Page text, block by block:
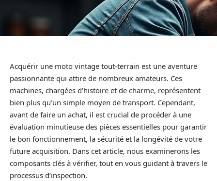
Acquérir une moto vintage tout-terrain est une aventure
passionnante qui attire de nombreux amateurs. Ces
machines, chargées d’histoire et de charme, représentent
bien plus qu’un simple moyen de transport. Cependant,
avant de faire un achat, il est crucial de procéder à une
évaluation minutieuse des pièces essentielles pour garantir
le bon fonctionnement, la sécurité et la longévité de votre
future acquisition. Dans cet article, nous examinerons les
composants clés à vérifier, tout en vous guidant à travers le
processus d’inspection.